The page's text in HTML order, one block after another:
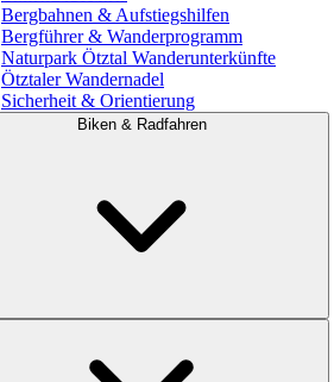
Bergbahnen & Aufstiegshilfen
Bergführer & Wanderprogramm
Naturpark Ötztal Wanderunterkünfte
Ötztaler Wandernadel
Sicherheit & Orientierung
Biken & Radfahren